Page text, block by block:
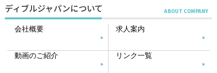
ディブルジャパンについて
会社概要 求人案内
動画のご紹介 リンク一覧